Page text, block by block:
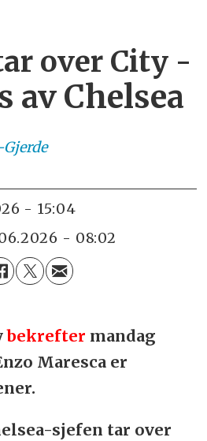
over City -
av Chelsea
- 15:04
- 08:02
bekrefter mandag
Maresca er
sjefen tar over